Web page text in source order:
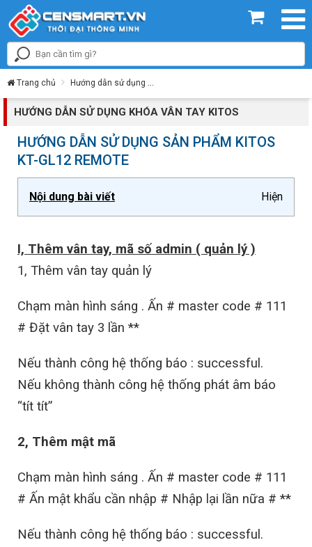
Trang chủ Hướng dẫn sử dụng
HƯỚNG DẪN SỬ DỤNG KHÓA VÂN TAY KITOS
HƯỚNG DẪN SỬ DỤNG SẢN PHẨM KITOS
KT-GL12 REMOTE
Nội dung bài viết Hiện
I, Thêm vân tay, mã số admin ( quản lý )
1, Thêm vân tay quản lý
Chạm màn hình sáng . Ấn # master code # 111
# Đặt vân tay 3 lần **
Nếu thành công hệ thống báo : successful.
Nếu không thành công hệ thống phát âm báo
“tít tít”
2, Thêm mật mã
Chạm màn hình sáng . Ấn # master code # 111
# Ấn mật khẩu cần nhập # Nhập lại lần nữa # **
Nếu thành công hệ thống báo : successful.